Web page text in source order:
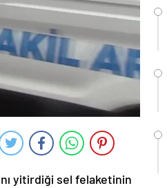
yitirdiği sel felaketinin